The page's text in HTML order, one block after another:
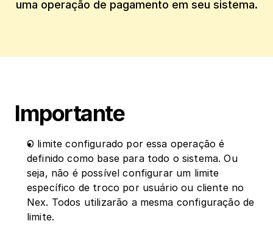
uma operação de pagamento em seu sistema.
Importante
O limite configurado por essa operação é
definido como base para todo o sistema. Ou
seja, não é possível configurar um limite
específico de troco por usuário ou cliente no
Nex. Todos utilizarão a mesma configuração de
limite.